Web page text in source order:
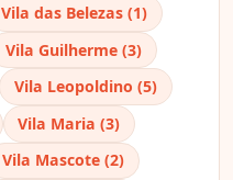
Vila das Belezas (1)
Vila Guilherme (3)
Vila Leopoldino (5)
Vila Maria (3)
Vila Mascote (2)